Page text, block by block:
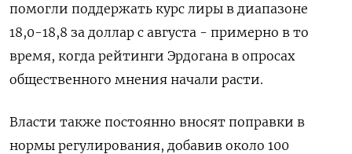
помогли поддержать курс лиры в диапазоне
18,0-18,8 за доллар с августа - примерно в то
время, когда рейтинги Эрдогана в опросах
общественного мнения начали расти.
Власти также постоянно вносят поправки в
нормы регулирования, добавив около 100